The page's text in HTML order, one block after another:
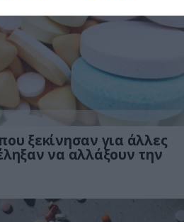
ξεκίνησαν για άλλες
να αλλάξουν την